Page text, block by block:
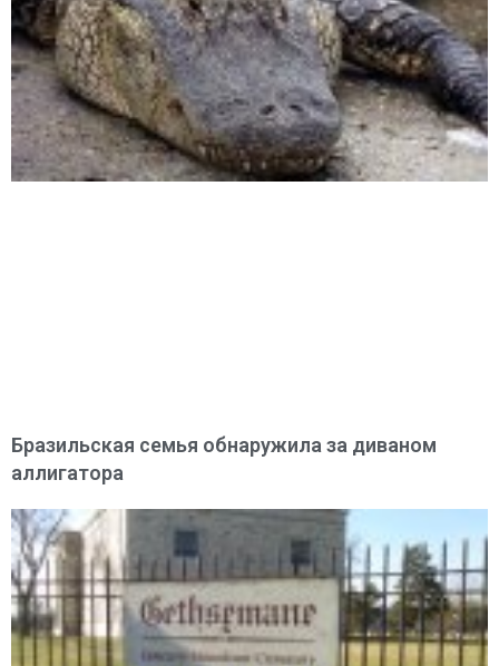
Бразильская семья обнаружила за диваном
аллигатора